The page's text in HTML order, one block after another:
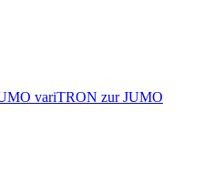
variTRON zur JUMO